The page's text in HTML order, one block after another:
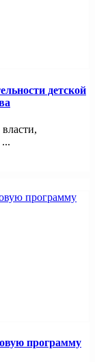
детской
программу